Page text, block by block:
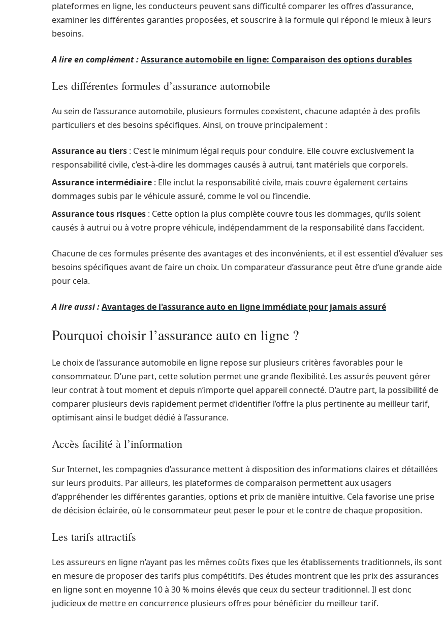
plateformes en ligne, les conducteurs peuvent sans difficulté comparer les offres d’assurance,
examiner les différentes garanties proposées, et souscrire à la formule qui répond le mieux à leurs
besoins.
A lire en complément :Assurance automobile en ligne: Comparaison des options durables
Les différentes formules d’assurance automobile
Au sein de l’assurance automobile, plusieurs formules coexistent, chacune adaptée à des profils
particuliers et des besoins spécifiques. Ainsi, on trouve principalement :
Assurance au tiers : C’est le minimum légal requis pour conduire. Elle couvre exclusivement la
responsabilité civile, c’est-à-dire les dommages causés à autrui, tant matériels que corporels.
Assurance intermédiaire : Elle inclut la responsabilité civile, mais couvre également certains
dommages subis par le véhicule assuré, comme le vol ou l’incendie.
Assurance tous risques : Cette option la plus complète couvre tous les dommages, qu’ils soient
causés à autrui ou à votre propre véhicule, indépendamment de la responsabilité dans l’accident.
Chacune de ces formules présente des avantages et des inconvénients, et il est essentiel d’évaluer ses
besoins spécifiques avant de faire un choix. Un comparateur d’assurance peut être d’une grande aide
pour cela.
A lire aussi :Avantages de l'assurance auto en ligne immédiate pour jamais assuré
Pourquoi choisir l’assurance auto en ligne ?
Le choix de l’assurance automobile en ligne repose sur plusieurs critères favorables pour le
consommateur. D’une part, cette solution permet une grande flexibilité. Les assurés peuvent gérer
leur contrat à tout moment et depuis n’importe quel appareil connecté. D’autre part, la possibilité de
comparer plusieurs devis rapidement permet d’identifier l’offre la plus pertinente au meilleur tarif,
optimisant ainsi le budget dédié à l’assurance.
Accès facilité à l’information
Sur Internet, les compagnies d’assurance mettent à disposition des informations claires et détaillées
sur leurs produits. Par ailleurs, les plateformes de comparaison permettent aux usagers
d’appréhender les différentes garanties, options et prix de manière intuitive. Cela favorise une prise
de décision éclairée, où le consommateur peut peser le pour et le contre de chaque proposition.
Les tarifs attractifs
Les assureurs en ligne n’ayant pas les mêmes coûts fixes que les établissements traditionnels, ils sont
en mesure de proposer des tarifs plus compétitifs. Des études montrent que les prix des assurances
en ligne sont en moyenne 10 à 30 % moins élevés que ceux du secteur traditionnel. Il est donc
judicieux de mettre en concurrence plusieurs offres pour bénéficier du meilleur tarif.